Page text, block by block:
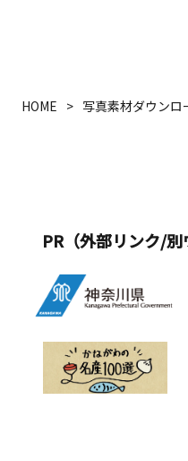
HOME 写真素材ダウンロ
PR（外部リンク/別